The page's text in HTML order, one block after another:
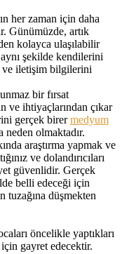
her zaman için daha
Günümüzde, artık
kolayca ulaşılabilir
şekilde kendilerini
ve iletişim bilgilerini
bir fırsat
ve ihtiyaçlarından çıkar
gerçek birermedyum
neden olmaktadır.
araştırma yapmak ve
ve dolandırıcıları
güvenlidir. Gerçek
belli edeceği için
tuzağına düşmekten
öncelikle yaptıkları
gayret edecektir.